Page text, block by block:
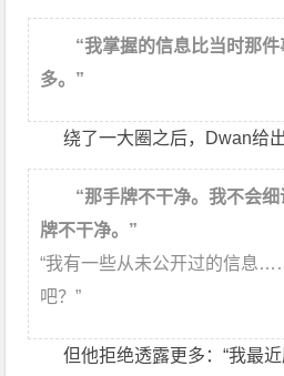
“我掌握的信息比当时那
多。”
绕了一大圈之后，Dwan给
“那手牌不干净。我不会
牌不干净。”
“我有一些从未公开过的信息
吧？”
但他拒绝透露更多：“我最